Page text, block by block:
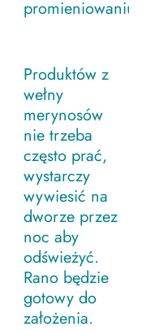
promieniowaniu.
Produktów z
wełny
merynosów
nie trzeba
często prać,
wystarczy
wywiesić na
dworze przez
noc aby
odświeżyć.
Rano będzie
gotowy do
założenia.